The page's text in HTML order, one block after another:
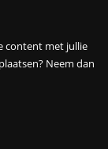
content met jullie
Neem dan